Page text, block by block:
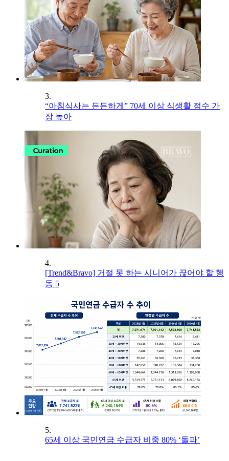
3.
“아침식사는 든든하게” 70세 이상 식생활 점수 가
장 높아
4.
[Trend&Bravo] 거절 못 하는 시니어가 끊어야 할 행
동 5
5.
65세 이상 국민연금 수급자 비중 80% ‘돌파’